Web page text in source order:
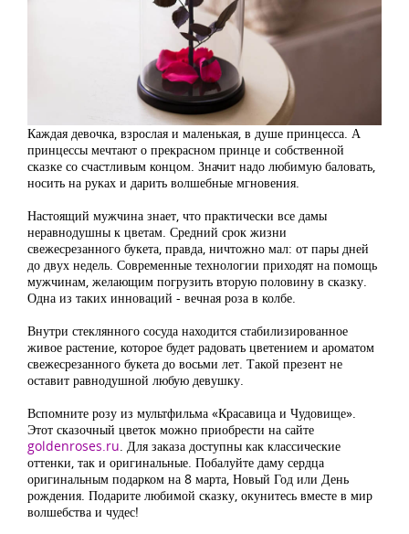
Каждая девочка, взрослая и маленькая, в душе принцесса. А
принцессы мечтают о прекрасном принце и собственной
сказке со счастливым концом. Значит надо любимую баловать,
носить на руках и дарить волшебные мгновения.
Настоящий мужчина знает, что практически все дамы
неравнодушны к цветам. Средний срок жизни
свежесрезанного букета, правда, ничтожно мал: от пары дней
до двух недель. Современные технологии приходят на помощь
мужчинам, желающим погрузить вторую половину в сказку.
Одна из таких инноваций - вечная роза в колбе.
Внутри стеклянного сосуда находится стабилизированное
живое растение, которое будет радовать цветением и ароматом
свежесрезанного букета до восьми лет. Такой презент не
оставит равнодушной любую девушку.
Вспомните розу из мультфильма «Красавица и Чудовище».
Этот сказочный цветок можно приобрести на сайте
goldenroses.ru . Для заказа доступны как классические
оттенки, так и оригинальные. Побалуйте даму сердца
оригинальным подарком на 8 марта, Новый Год или День
рождения. Подарите любимой сказку, окунитесь вместе в мир
волшебства и чудес!